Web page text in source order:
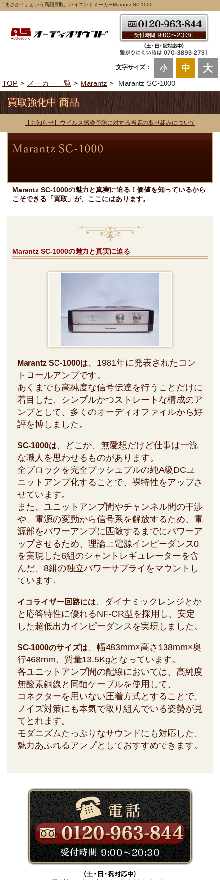
「まさか！」という高額買取。ハイエンドメーカーMarantz SC-1000
文字サイズ： 小 中 大
TOP メーカー一覧 Marantz Marantz SC-1000
買取強化中 商品
【お知らせ】ウイルス感染予防に対する当店の取り組みについて
Marantz SC-1000の魅力と真実に迫る！価値を知っているから
こそできる「買取」が、ここにはあります。
Marantz SC-1000の魅力と真実に迫る
Marantz SC-1000は、1981年に発表されたコン
トロールアンプです。
あくまでも高純度な信号伝達を行うことだけに
着目した、シンプルかつストレートな構成のア
ンプとして、多くのオーディオファイルから好
評を博しました。
SC-1000は、どこか、無愛想だけど仕事は一流
な職人を思わせるものがあります。
全ブロックを完全プッシュプルの純A級DCユ
ニットアンプ化することで、裸特性をアップさ
せています。
また、ユニットアンプ間やチャンネル間の干渉
や、電源の変動から信号系を解放するため、電
源部をパワーアンプに匹敵するまでにパワーア
ップさせるため、理論上電源インピーダンス0
を実現した6組のシャントレギュレーターを含
んだ、8組の独立パワーサプライをマウントし
ています。
イコライザー回路には、ダイナミックレンジとか
と応答特性に優れるNF-CR型を採用し、安定
した超低出力インピーダンスを実現しました。
SC-1000のサイズは、幅483mm×高さ138mm×奥
行468mm、質量13.5Kgとなっています。
各ユニットアンプ間の配線においては、高純度
無酸素銅線と同軸ケーブルを使用して、
コネクターを用いない圧着方式とすることで、
ノイズ対策にも本気で取り組んでいる姿勢が見
てとれます。
モダニズムたっぷりなサウンドにも対応した、
魅力あふれるアンプとしておすすめできます。